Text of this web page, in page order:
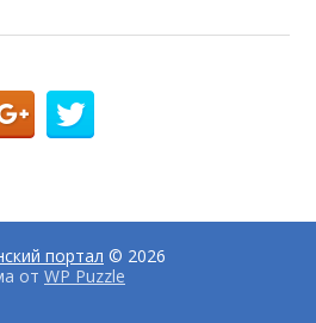
портал © 2026
от WP Puzzle